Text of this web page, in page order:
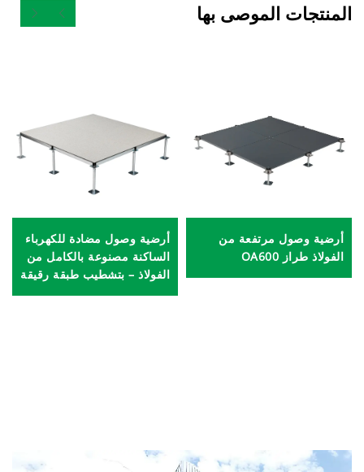
المنتجات الموصى بها
أرضية وصول مرتفعة من
الفولاذ طراز OA600
أرضية وصول مضادة للكهرباء
الساكنة مصنوعة بالكامل من
الفولاذ – بتشطيب طبقة رقيقة